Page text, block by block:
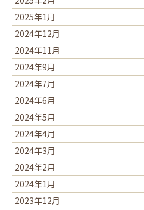
2025年1月
2024年12月
2024年11月
2024年9月
2024年7月
2024年6月
2024年5月
2024年4月
2024年3月
2024年2月
2024年1月
2023年12月